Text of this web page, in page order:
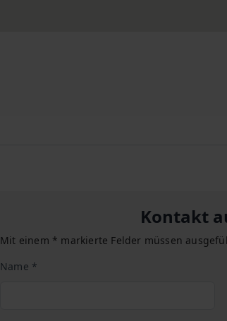
Kontakt
Mit einem * markierte Felder müssen
Name *